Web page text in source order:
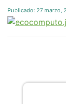
Publicado: 27 marzo,